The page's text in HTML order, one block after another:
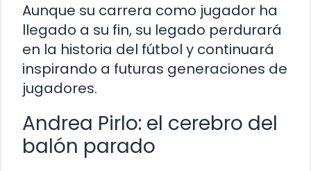
Aunque su carrera como jugador ha
llegado a su fin, su legado perdurará
en la historia del fútbol y continuará
inspirando a futuras generaciones de
jugadores.
Andrea Pirlo: el cerebro del
balón parado